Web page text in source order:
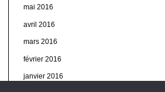
mai 2016
avril 2016
mars 2016
février 2016
janvier 2016